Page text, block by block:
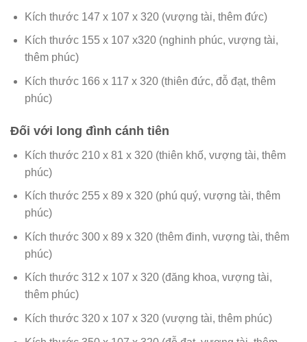
Kích thước 147 x 107 x 320 (vượng tài, thêm đức)
Kích thước 155 x 107 x320 (nghinh phúc, vượng tài,
thêm phúc)
Kích thước 166 x 117 x 320 (thiên đức, đỗ đạt, thêm
phúc)
Đối với long đình cánh tiên
Kích thước 210 x 81 x 320 (thiên khố, vượng tài, thêm
phúc)
Kích thước 255 x 89 x 320 (phú quý, vượng tài, thêm
phúc)
Kích thước 300 x 89 x 320 (thêm đinh, vượng tài, thêm
phúc)
Kích thước 312 x 107 x 320 (đăng khoa, vượng tài,
thêm phúc)
Kích thước 320 x 107 x 320 (vượng tài, thêm phúc)